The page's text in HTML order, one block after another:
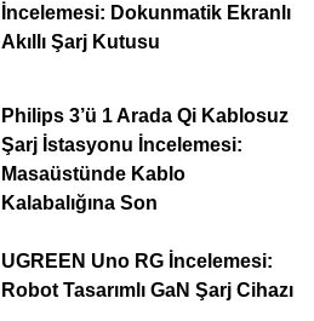
İncelemesi: Dokunmatik Ekranlı
Akıllı Şarj Kutusu
Philips 3’ü 1 Arada Qi Kablosuz
Şarj İstasyonu İncelemesi:
Masaüstünde Kablo
Kalabalığına Son
UGREEN Uno RG İncelemesi:
Robot Tasarımlı GaN Şarj Cihazı